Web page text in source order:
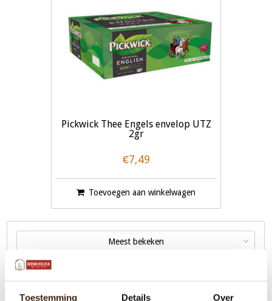
Toestemming Details Over
Pickwick Thee Engels envelop UTZ
2gr
€7,49
Toevoegen aan winkelwagen
Meest bekeken